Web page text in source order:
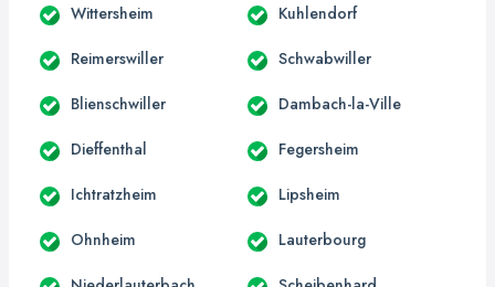
Wittersheim Kuhlendorf
Reimerswiller Schwabwiller
Blienschwiller Dambach-la-Ville
Dieffenthal Fegersheim
Ichtratzheim Lipsheim
Ohnheim Lauterbourg